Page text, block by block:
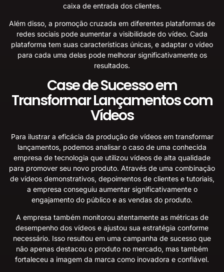
caixa de entrada dos clientes.
Além disso, a promoção cruzada em diferentes plataformas de
redes sociais pode aumentar a visibilidade do vídeo. Cada
plataforma tem suas características únicas, e adaptar o vídeo
para cada uma delas pode melhorar significativamente os
resultados.
Case de Sucesso em
Transformar Lançamentos com
Vídeos
Para ilustrar a eficácia da produção de vídeos em transformar
lançamentos, podemos analisar o caso de uma conhecida
empresa de tecnologia que utilizou vídeos de alta qualidade
para promover seu novo produto. Através de uma combinação
de vídeos demonstrativos, depoimentos de clientes e tutoriais,
a empresa conseguiu aumentar significativamente o
engajamento do público e as vendas do produto.
A empresa também monitorou atentamente as métricas de
desempenho dos vídeos e ajustou sua estratégia conforme
necessário. Isso resultou em uma campanha de sucesso que
não apenas destacou o produto no mercado, mas também
fortaleceu a imagem da marca como inovadora e confiável.